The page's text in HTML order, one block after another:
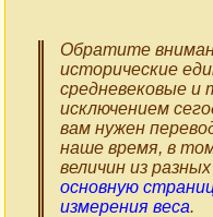
Обратите
исторические
средневековые и
исключением
вам нужен
наше время, в
величин из
основную
измерения веса.